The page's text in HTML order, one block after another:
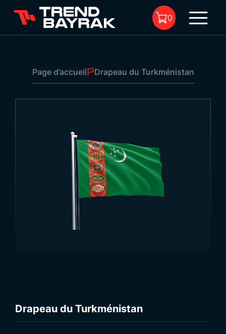
Drapeau du Turkménistan
Type de tissu et
impression:
0
Page d’accueil Drapeau du Turkménistan
Drapeau du Turkménistan
panier.
Découvrez nos Produits